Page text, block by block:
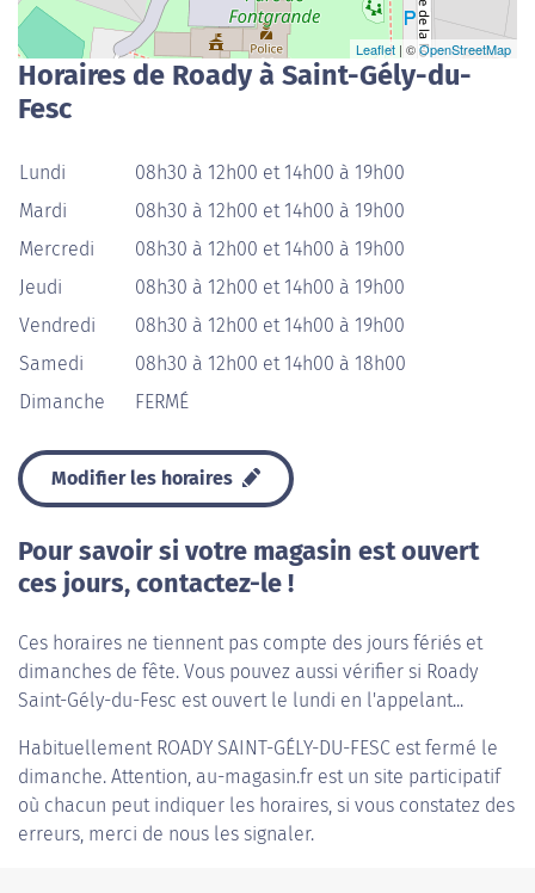
Leaflet | ©OpenStreetMap
Horaires de Roady à Saint-Gély-du-
Fesc
Lundi
08h30 à 12h00 et 14h00 à 19h00
Mardi
08h30 à 12h00 et 14h00 à 19h00
Mercredi
08h30 à 12h00 et 14h00 à 19h00
Jeudi
08h30 à 12h00 et 14h00 à 19h00
Vendredi
08h30 à 12h00 et 14h00 à 19h00
Samedi
08h30 à 12h00 et 14h00 à 18h00
Dimanche
FERMÉ
Modifier les horaires
Pour savoir si votre magasin est ouvert
ces jours, contactez-le !
Ces horaires ne tiennent pas compte des jours fériés et
dimanches de fête. Vous pouvez aussi vérifier si Roady
Saint-Gély-du-Fesc est ouvert le lundi en l'appelant...
Habituellement ROADY SAINT-GÉLY-DU-FESC est fermé le
dimanche. Attention, au-magasin.fr est un site participatif
où chacun peut indiquer les horaires, si vous constatez des
erreurs, merci de nous les signaler.